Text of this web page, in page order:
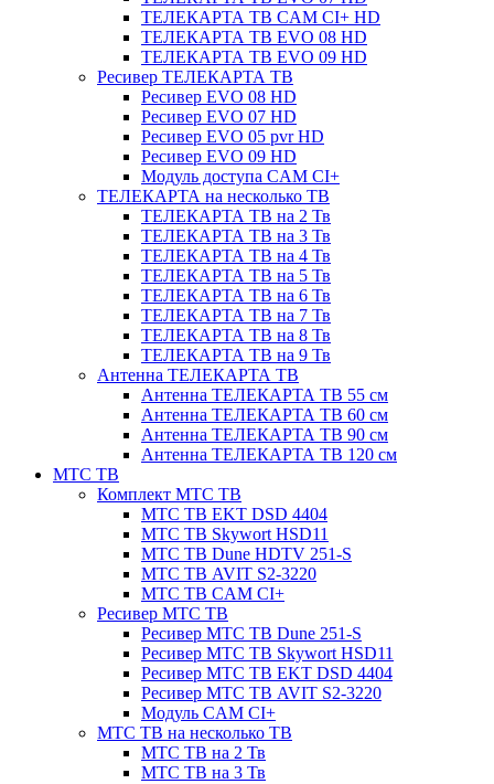
ТЕЛЕКАРТА ТВ CAM CI+ HD
ТЕЛЕКАРТА ТВ EVO 08 HD
ТЕЛЕКАРТА ТВ EVO 09 HD
Ресивер ТЕЛЕКАРТА ТВ
Ресивер EVO 08 HD
Ресивер EVO 07 HD
Ресивер EVO 05 pvr HD
Ресивер EVO 09 HD
Модуль доступа CAM CI+
ТЕЛЕКАРТА на несколько ТВ
ТЕЛЕКАРТА ТВ на 2 Тв
ТЕЛЕКАРТА ТВ на 3 Тв
ТЕЛЕКАРТА ТВ на 4 Тв
ТЕЛЕКАРТА ТВ на 5 Тв
ТЕЛЕКАРТА ТВ на 6 Тв
ТЕЛЕКАРТА ТВ на 7 Тв
ТЕЛЕКАРТА ТВ на 8 Тв
ТЕЛЕКАРТА ТВ на 9 Тв
Антенна ТЕЛЕКАРТА ТВ
Антенна ТЕЛЕКАРТА ТВ 55 см
Антенна ТЕЛЕКАРТА ТВ 60 см
Антенна ТЕЛЕКАРТА ТВ 90 см
Антенна ТЕЛЕКАРТА ТВ 120 см
МТС ТВ
Комплект МТС ТВ
МТС ТВ EKT DSD 4404
МТС ТВ Skywort HSD11
МТС ТВ Dune HDTV 251-S
МТС ТВ AVIT S2-3220
МТС ТВ CAM CI+
Ресивер МТС ТВ
Ресивер МТС ТВ Dune 251-S
Ресивер МТС ТВ Skywort HSD11
Ресивер МТС ТВ EKT DSD 4404
Ресивер МТС ТВ AVIT S2-3220
Модуль CAM CI+
МТС ТВ на несколько ТВ
МТС ТВ на 2 Тв
МТС ТВ на 3 Тв